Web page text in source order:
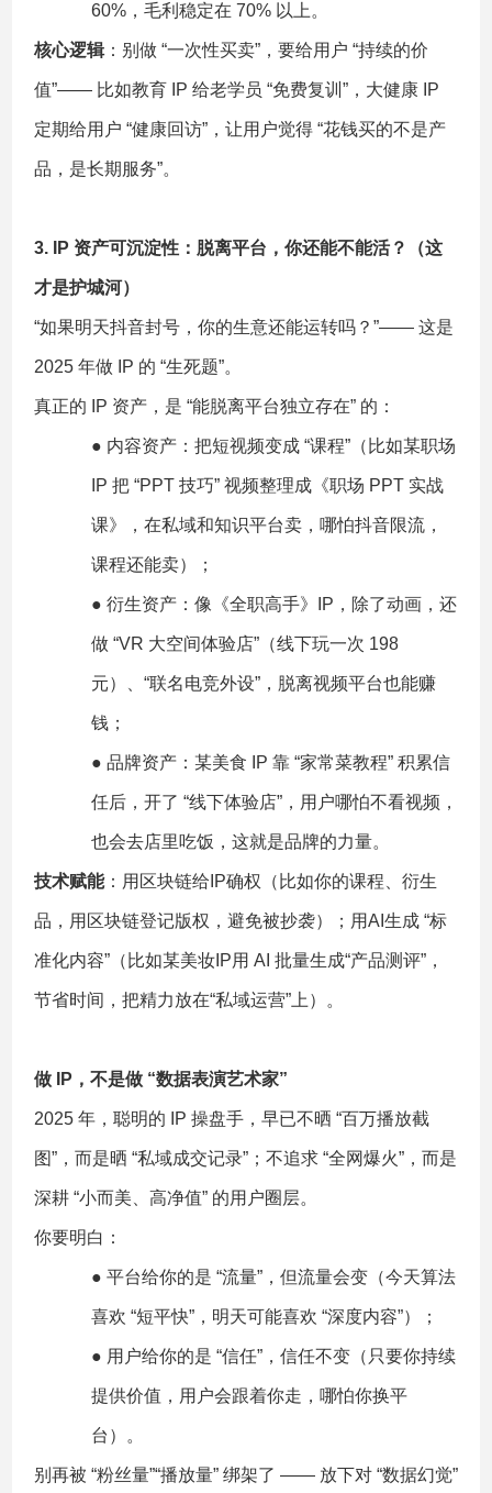
60%，毛利稳定在 70% 以上。
核心逻辑：别做 “一次性买卖”，要给用户 “持续的价
值”—— 比如教育 IP 给老学员 “免费复训”，大健康 IP
定期给用户 “健康回访”，让用户觉得 “花钱买的不是产
品，是长期服务”。
3. IP 资产可沉淀性：脱离平台，你还能不能活？（这
才是护城河）
“如果明天抖音封号，你的生意还能运转吗？”—— 这是
2025 年做 IP 的 “生死题”。
真正的 IP 资产，是 “能脱离平台独立存在” 的：
● 内容资产：把短视频变成 “课程”（比如某职场
IP 把 “PPT 技巧” 视频整理成《职场 PPT 实战
课》，在私域和知识平台卖，哪怕抖音限流，
课程还能卖）；
● 衍生资产：像《全职高手》IP，除了动画，还
做 “VR 大空间体验店”（线下玩一次 198
元）、“联名电竞外设”，脱离视频平台也能赚
钱；
● 品牌资产：某美食 IP 靠 “家常菜教程” 积累信
任后，开了 “线下体验店”，用户哪怕不看视频，
也会去店里吃饭，这就是品牌的力量。
技术赋能：用区块链给IP确权（比如你的课程、衍生
品，用区块链登记版权，避免被抄袭）；用AI生成 “标
准化内容”（比如某美妆IP用 AI 批量生成“产品测评”，
节省时间，把精力放在“私域运营”上）。
做 IP，不是做 “数据表演艺术家”
2025 年，聪明的 IP 操盘手，早已不晒 “百万播放截
图”，而是晒 “私域成交记录”；不追求 “全网爆火”，而是
深耕 “小而美、高净值” 的用户圈层。
你要明白：
● 平台给你的是 “流量”，但流量会变（今天算法
喜欢 “短平快”，明天可能喜欢 “深度内容”）；
● 用户给你的是 “信任”，信任不变（只要你持续
提供价值，用户会跟着你走，哪怕你换平
台）。
别再被 “粉丝量”“播放量” 绑架了 —— 放下对 “数据幻觉”